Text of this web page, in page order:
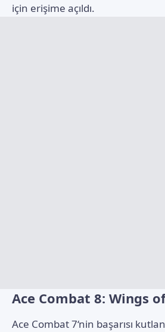
için erişime açıldı.
Ace Combat 8: Wings
Ace Combat 7‘nin başarısı